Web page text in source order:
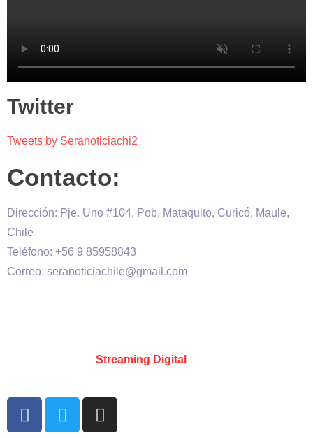
Twitter
Tweets by Seranoticiachi2
Contacto:
Dirección: Pje. Uno #104, Pob. Mataquito, Curicó, Maule,
Chile
Teléfono: +56 9 85958843
Correo: seranoticiachile@gmail.com
Streaming Digital